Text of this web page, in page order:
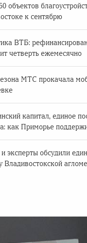
объектов
к сентябрю
ВТБ:
четверть ежемесячно
МТС прокачала
капитал, единое
как Приморье
и эксперты обсудили
Владивостокской